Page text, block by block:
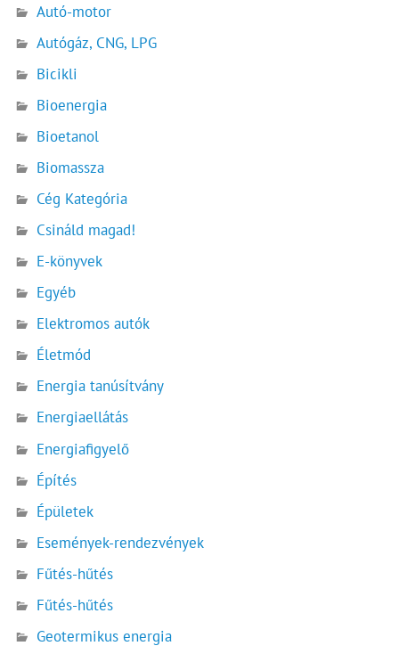
Autó-motor
Autógáz, CNG, LPG
Bicikli
Bioenergia
Bioetanol
Biomassza
Cég Kategória
Csináld magad!
E-könyvek
Egyéb
Elektromos autók
Életmód
Energia tanúsítvány
Energiaellátás
Energiafigyelő
Építés
Épületek
Események-rendezvények
Fűtés-hűtés
Fűtés-hűtés
Geotermikus energia